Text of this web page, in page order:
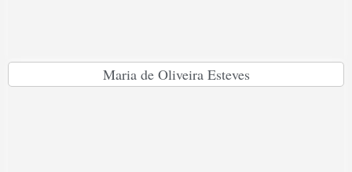
Maria de Oliveira Esteves